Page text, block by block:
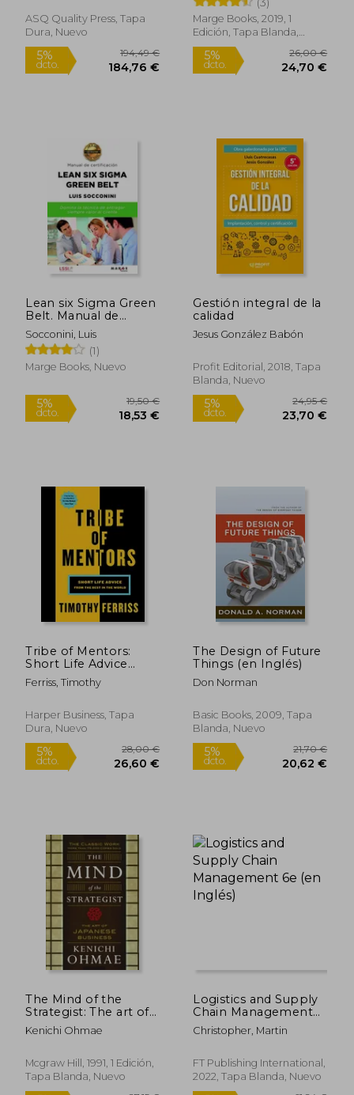
Daniel J.
ASQ Quality Press, Tapa
Dura, Nuevo
dcto. 184,76 €
Marge Books, 2019, 1
Edición, Tapa Blanda,
Nuevo
5%
dcto.
Rápido
Lean six Sigma Green
Belt. Manual de
Certificacion
Socconini, Luis
(1)
Marge Books, Nuevo
Gestión integral de la
calidad
Jesus González Babón
Profit Editorial, 2018, Tapa
Blanda, Nuevo
5%
dcto.
Tribe of Mentors:
Short Life Advice
From the Best in the
World (en Inglés)
Ferriss, Timothy
Harper Business, Tapa
Dura, Nuevo
5% 28,00 €
The Design of Future
Things (en Inglés)
Don Norman
Basic Books, 2009, Tapa
Blanda, Nuevo
5%
The Mind of the
Strategist: The art of
Japanese Business
(en Inglés)
Kenichi Ohmae
Mcgraw Hill, 1991, 1 Edición,
Tapa Blanda, Nuevo
Logistics and Supply
Chain Management
6e (en Inglés)
Christopher, Martin
FT Publishing International,
2022, Tapa Blanda, Nuevo